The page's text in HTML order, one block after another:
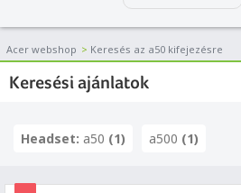
Acer webshop > Keresés az a50 kifejezésre
Keresési ajánlatok
Headset: a50 (1) a500 (1)